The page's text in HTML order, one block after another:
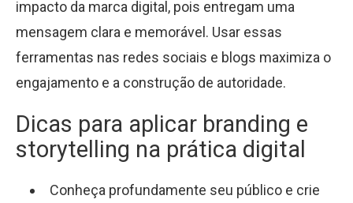
impacto da marca digital, pois entregam uma
mensagem clara e memorável. Usar essas
ferramentas nas redes sociais e blogs maximiza o
engajamento e a construção de autoridade.
Dicas para aplicar branding e
storytelling na prática digital
Conheça profundamente seu público e crie